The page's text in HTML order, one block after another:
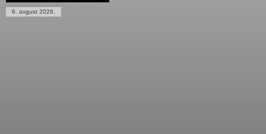
6. avgust 2026.